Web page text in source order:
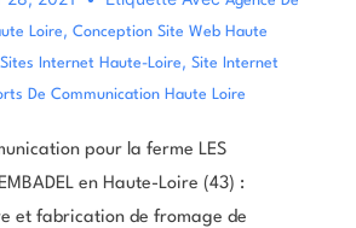
Loire, Conception Site Web Haute
Internet Haute-Loire, Site Internet
De Communication Haute Loire
pour la ferme LES
en Haute-Loire (43) :
et fabrication de fromage de